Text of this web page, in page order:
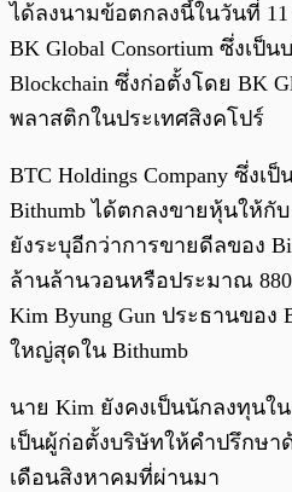
ได้ลงนามข้อตกลงนี้ในวันที่
BK Global Consortium ซึ่งเ
Blockchain ซึ่งก่อตั้งโดย BK
พลาสติกในประเทศสิงคโปร์
BTC Holdings Company ซึ่ง
Bithumb ได้ตกลงขายหุ้นให้กั
ยังระบุอีกว่าการขายดีลของ
ล้านล้านวอนหรือประมาณ
Kim Byung Gun ประธานของ
ใหญ่สุดใน Bithumb
นาย Kim ยังคงเป็นนักลงทุนใ
เป็นผู้ก่อตั้งบริษัทให้คำปรึกษา
เดือนสิงหาคมที่ผ่านมา